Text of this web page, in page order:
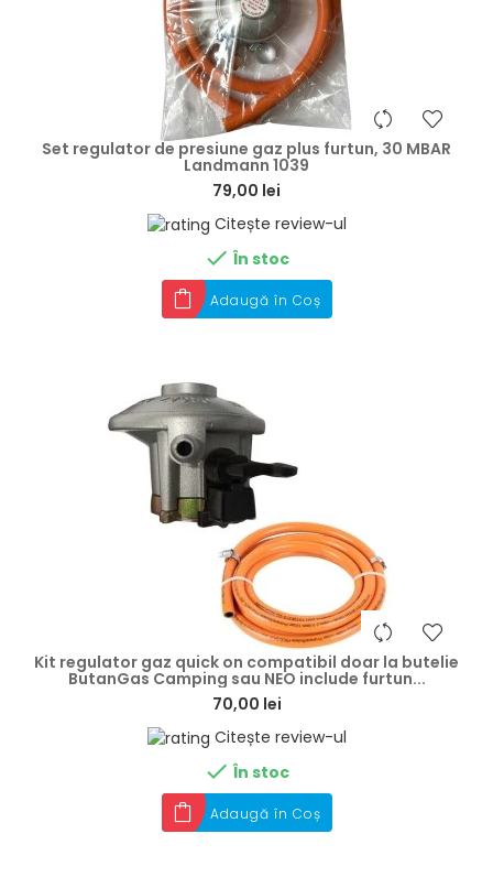
Set regulator de presiune gaz plus furtun, 30 MBAR
Landmann 1039
79,00 lei
Citește review-ul
 În stoc
Adaugă în Coș
Kit regulator gaz quick on compatibil doar la butelie
ButanGas Camping sau NEO include furtun...
70,00 lei
Citește review-ul
 În stoc
Adaugă în Coș